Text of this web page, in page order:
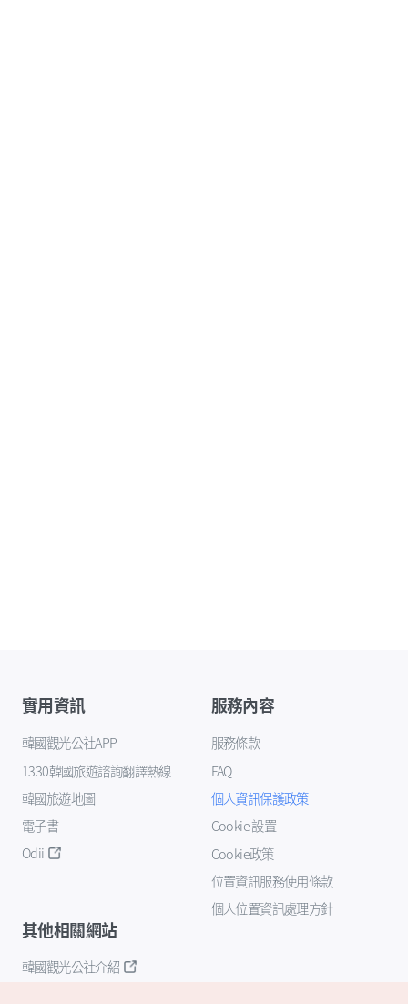
實用資訊
韓國觀光公社APP
1330韓國旅遊諮詢翻譯熱線
韓國旅遊地圖
電子書
Odii
服務內容
服務條款
FAQ
個人資訊保護政策
Cookie 設置
Cookie政策
位置資訊服務使用條款
個人位置資訊處理方針
其他相關網站
韓國觀光公社介紹